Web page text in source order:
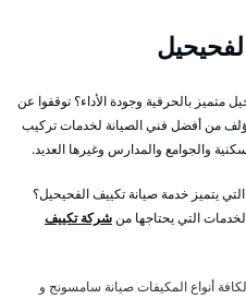
بالحرفية وجودة الأداء؟ توقفوا عن
من أفضل فني الصيانة لخدمات تركيب
والجوامع والمدارس وغيرها العديد.
يتميز خدمة صيانة تكييف الفحيحيل؟
التي يحتاجها منشركة تكييف
أنواع المكيفات صيانة سامسونج و